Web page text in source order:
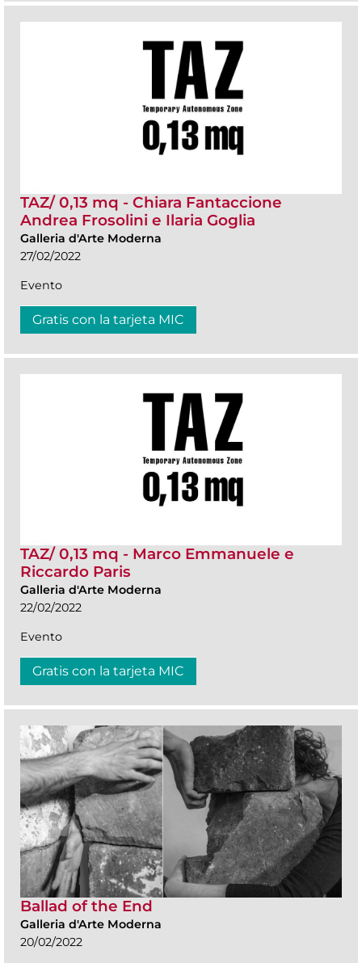
TAZ/ 0,13 mq - Chiara Fantaccione
Andrea Frosolini e Ilaria Goglia
Galleria d'Arte Moderna
27/02/2022
Evento
Gratis con la tarjeta MIC
TAZ/ 0,13 mq - Marco Emmanuele e
Riccardo Paris
Galleria d'Arte Moderna
22/02/2022
Evento
Gratis con la tarjeta MIC
Ballad of the End
Galleria d'Arte Moderna
20/02/2022